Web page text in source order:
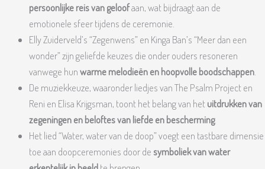
persoonlijke reis van geloofaan, wat bijdraagt aan de
emotionele sfeer tijdens de ceremonie.
Elly Zuiderveld’s “Zegenwens” en Kinga Ban’s “Meer dan een
wonder” zijn geliefde keuzes die onder ouders resoneren
vanwege hunwarme melodieën en hoopvolle boodschappen
De muziekkeuze, waaronder liedjes van The Psalm Project en
Reni en Elisa Krijgsman, toont het belang van hetuitdrukken van
zegeningen en beloftes van liefde en bescherming.
Het lied “Water, water van de doop” voegt een tastbare dimensie
toe aan doopceremonies door desymboliek van water